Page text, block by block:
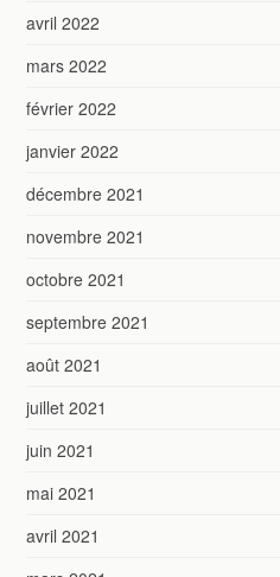
avril 2022
mars 2022
février 2022
janvier 2022
décembre 2021
novembre 2021
octobre 2021
septembre 2021
août 2021
juillet 2021
juin 2021
mai 2021
avril 2021